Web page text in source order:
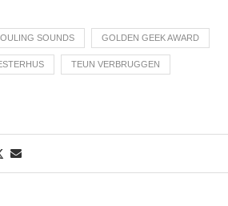
SOUNDS GOLDEN GEEK AWARD
TEUN VERBRUGGEN